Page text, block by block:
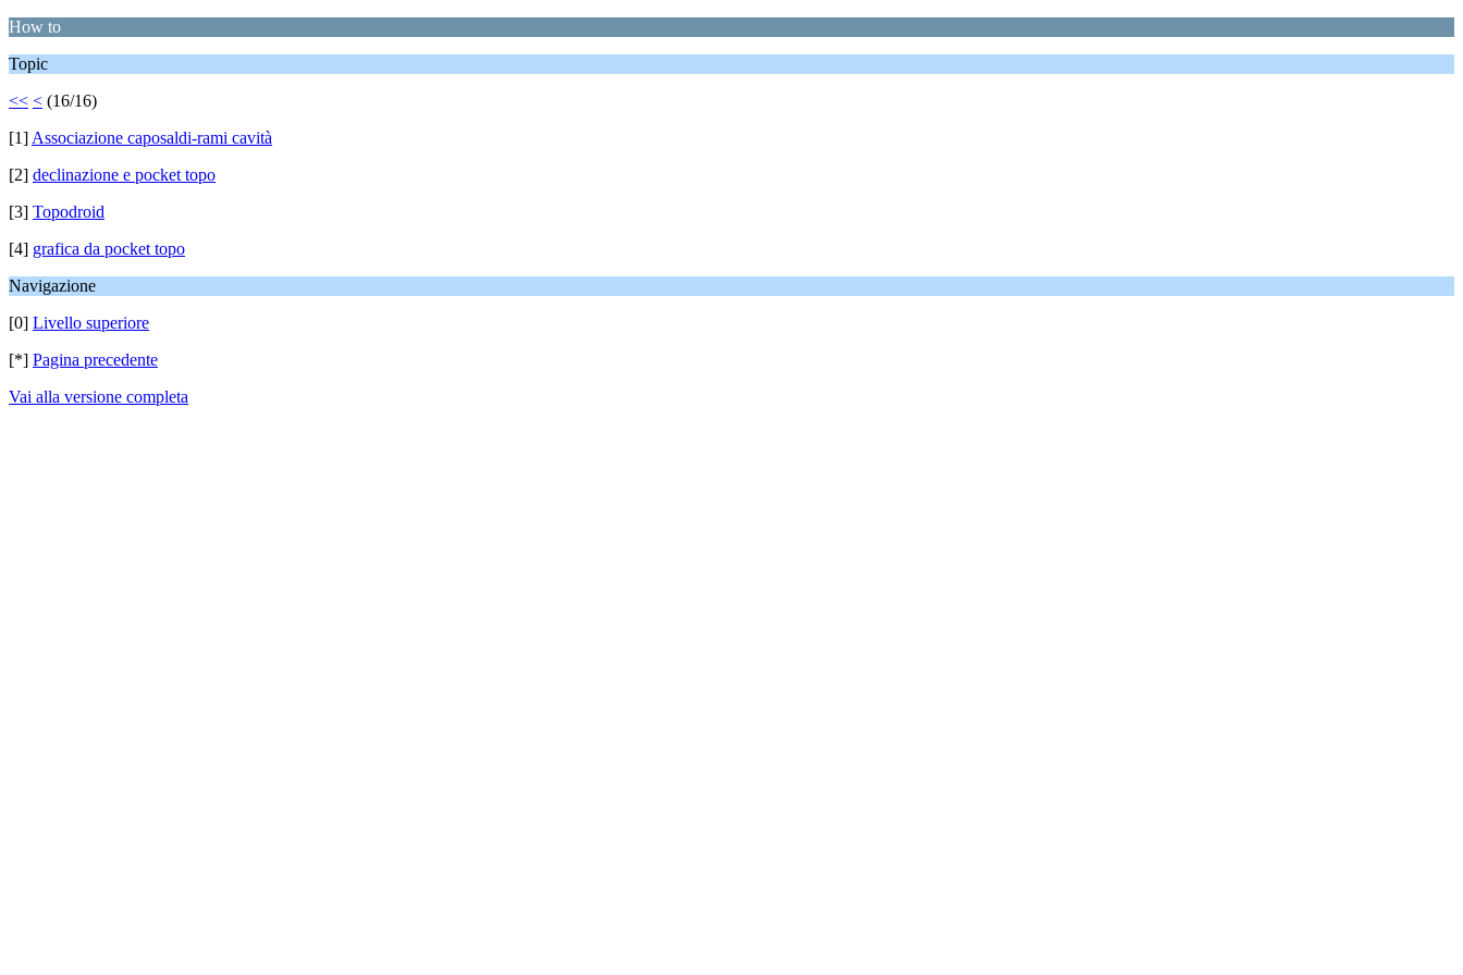
How to
Topic
<< < (16/16)
[1] Associazione caposaldi-rami cavità
[2] declinazione e pocket topo
[3] Topodroid
[4] grafica da pocket topo
Navigazione
[0] Livello superiore
[*] Pagina precedente
Vai alla versione completa